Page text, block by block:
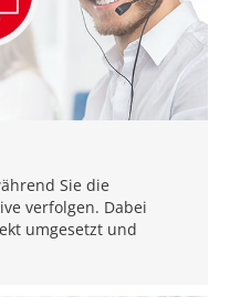
Sie die
verfolgen. Dabei
umgesetzt und